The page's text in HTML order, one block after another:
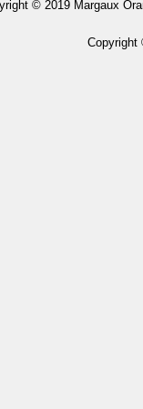
© 2019 Margaux
Copyright